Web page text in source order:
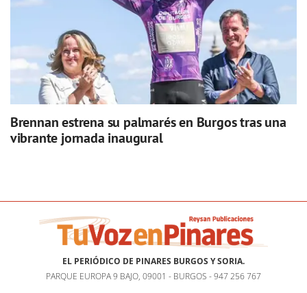
Brennan estrena su palmarés en Burgos tras una
vibrante jornada inaugural
EL PERIÓDICO DE PINARES BURGOS Y SORIA.
PARQUE EUROPA 9 BAJO, 09001 - BURGOS - 947 256 767